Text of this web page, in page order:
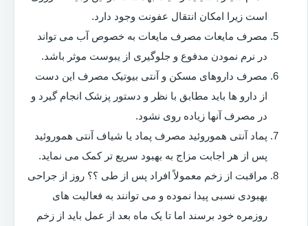
است زیرا امکان انتقال عفونت وجود دارد.
مصرف مایعات مصرف مایعات به خصوص آب می تواند
در نرم نمودن مدفوع و جلوگیری از یبوست موثر باشد.
مصرف داروهای مسکن و آنتی بیوتیک مصرف این دست
از دارو ها باید مطابق با نظر و دستور پزشک انجام گیرد و
در مصرف آنها زیاده روی نشود.
پماد آنتی هموروئید مصرف پماد یا شیاف آنتی هموروئید
پس از هر اجابت مزاج به بهبود سریع تر کمک می نماید.
مراقبت از زخم معمولاً افراد پس از طی ؟؟ روز از جراحی
بهبودی نسبی پیدا نموده و می توانند به فعالیت های
روزمره خود برسند اما تا یک ماه بعد از عمل باید از زخم